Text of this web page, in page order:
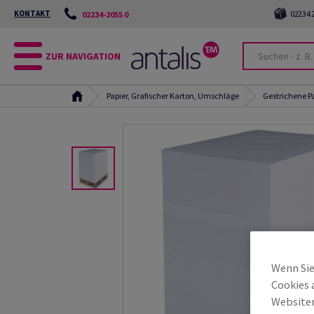
KONTAKT 02234-2055 0 02234
ZUR NAVIGATION
Papier, Grafischer Karton, Umschläge Gestrichene
Wenn
Cookies